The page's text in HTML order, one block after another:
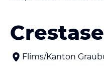
Flims/Kanton